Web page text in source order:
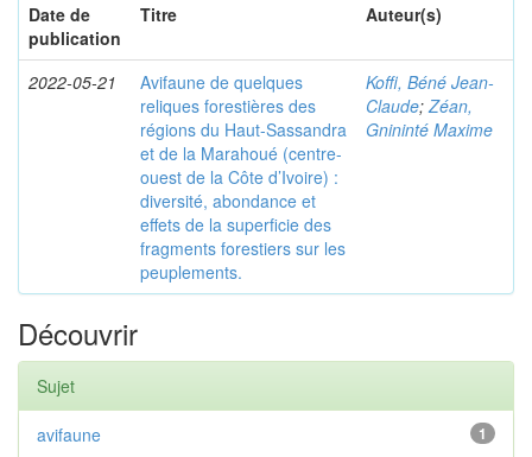
Date de
publication
Titre Auteur(s)
2022-05-21
Avifaune de quelques
reliques forestières des
régions du Haut-Sassandra
et de la Marahoué (centre-
ouest de la Côte d’Ivoire) :
diversité, abondance et
effets de la superficie des
fragments forestiers sur les
peuplements.
Koffi, Béné Jean-
Claude; Zéan,
Gnininté Maxime
Découvrir
Sujet
1
avifaune